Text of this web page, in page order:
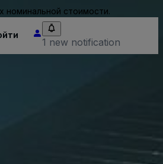
стоимости.
1 new notification